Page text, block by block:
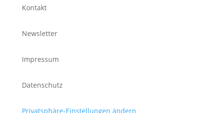
Kontakt
Newsletter
Impressum
Datenschutz
Privatsphäre-Einstellungen ändern